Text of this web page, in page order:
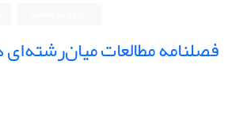
فصلنامه مطالعات